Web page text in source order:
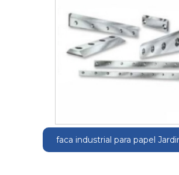
faca industrial para papel